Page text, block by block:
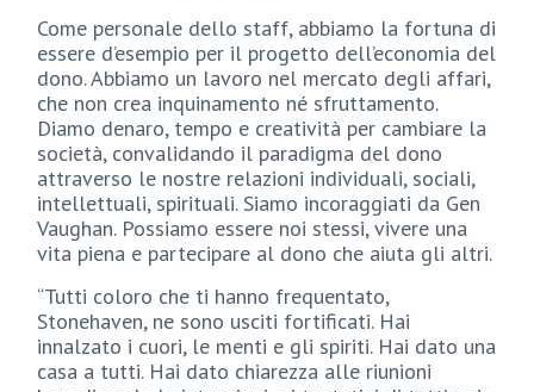
Come personale dello staff, abbiamo la fortuna di
essere d’esempio per il progetto dell’economia del
dono. Abbiamo un lavoro nel mercato degli affari,
che non crea inquinamento né sfruttamento.
Diamo denaro, tempo e creatività per cambiare la
società, convalidando il paradigma del dono
attraverso le nostre relazioni individuali, sociali,
intellettuali, spirituali. Siamo incoraggiati da Gen
Vaughan. Possiamo essere noi stessi, vivere una
vita piena e partecipare al dono che aiuta gli altri.
“Tutti coloro che ti hanno frequentato,
Stonehaven, ne sono usciti fortificati. Hai
innalzato i cuori, le menti e gli spiriti. Hai dato una
casa a tutti. Hai dato chiarezza alle riunioni